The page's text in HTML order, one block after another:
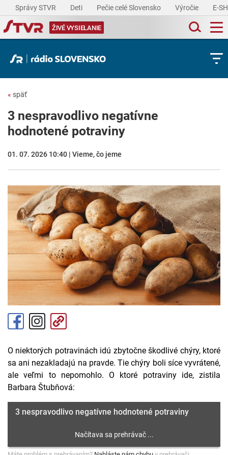
Správy STVR Deti Pečie celé Slovensko Výročie E-
ŽIVÉ VYSIELANIE
« späť
3 nespravodlivo negatívne
hodnotené potraviny
01. 07. 2026 10:40 | Vieme, čo jeme
O niektorých potravinách idú zbytočne škodlivé chýry, ktoré
sa ani nezakladajú na pravde. Tie chýry boli síce vyvrátené,
ale veľmi to nepomohlo. O ktoré potraviny ide, zistila
Barbara Štubňová:
3 nespravodlivo negatívne hodnotené potraviny